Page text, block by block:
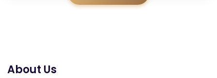
About Us